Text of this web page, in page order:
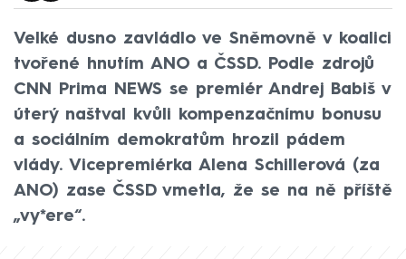
Velké dusno zavládlo ve Sněmovně v koalici
tvořené hnutím ANO a ČSSD. Podle zdrojů
CNN Prima NEWS se premiér Andrej Babiš v
úterý naštval kvůli kompenzačnímu bonusu
a sociálním demokratům hrozil pádem
vlády. Vicepremiérka Alena Schillerová (za
ANO) zase ČSSD vmetla, že se na ně příště
„vy*ere“.